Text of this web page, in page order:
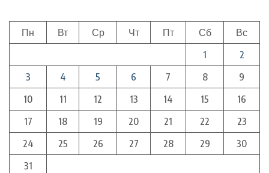
Пн Вт Ср Чт Пт Сб
Вс
1
2
3
4 5 6 7 8
9
10
11 12 13 14 15
16
17
18 19 20 21 22
23
24
25 26 27 28 29
30
31